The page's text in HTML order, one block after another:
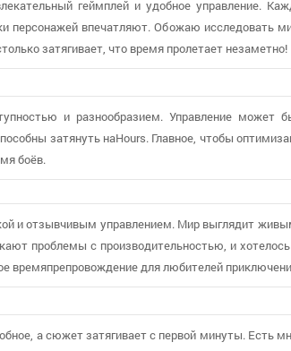
геймплей и удобное управление.
персонажей впечатляют. Обожаю исследовать
затягивает, что время пролетает незаметно!
и разнообразием. Управление может
затянуть наHours. Главное, чтобы
боёв.
и отзывчивым управлением. Мир выглядит
проблемы с производительностью, и
времяпрепровождение для любителей
а сюжет затягивает с первой минуты. Есть